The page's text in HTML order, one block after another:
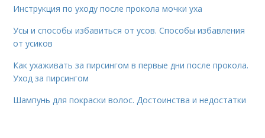
Инструкция по уходу после прокола мочки уха
Усы и способы избавиться от усов. Способы избавления
от усиков
Как ухаживать за пирсингом в первые дни после прокола.
Уход за пирсингом
Шампунь для покраски волос. Достоинства и недостатки